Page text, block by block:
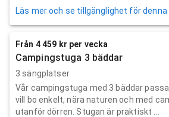
Läs mer och se tillgänglighet för
Från 4 459 kr per vecka
Campingstuga 3 bäddar
3 sängplatser
Vår campingstuga med 3 bäddar
vill bo enkelt, nära naturen och med
utanför dörren. Stugan är praktiskt ...